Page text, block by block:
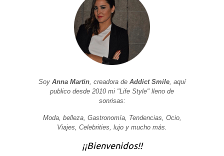
Soy Anna Martin, creadora de Addict Smile, aquí
publico desde 2010 mi "Life Style" lleno de
sonrisas:
Moda, belleza, Gastronomía, Tendencias, Ocio,
Viajes, Celebrities, lujo y mucho más.
¡¡Bienvenidos!!
nuestra web